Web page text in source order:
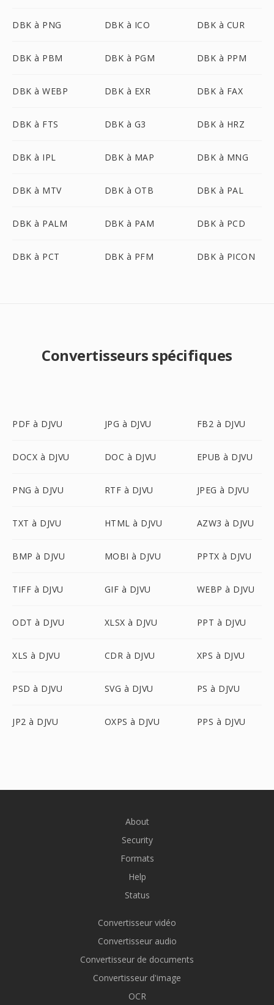
DBK à PNG DBK à ICO DBK à CUR
DBK à PBM DBK à PGM DBK à PPM
DBK à WEBP DBK à EXR DBK à FAX
DBK à FTS DBK à G3 DBK à HRZ
DBK à IPL DBK à MAP DBK à MNG
DBK à MTV DBK à OTB DBK à PAL
DBK à PALM DBK à PAM DBK à PCD
DBK à PCT DBK à PFM DBK à PICON
Convertisseurs spécifiques
PDF à DJVU JPG à DJVU FB2 à DJVU
DOCX à DJVU DOC à DJVU EPUB à DJVU
PNG à DJVU RTF à DJVU JPEG à DJVU
TXT à DJVU HTML à DJVU AZW3 à DJVU
BMP à DJVU MOBI à DJVU PPTX à DJVU
TIFF à DJVU GIF à DJVU WEBP à DJVU
ODT à DJVU XLSX à DJVU PPT à DJVU
XLS à DJVU CDR à DJVU XPS à DJVU
PSD à DJVU SVG à DJVU PS à DJVU
JP2 à DJVU OXPS à DJVU PPS à DJVU
About
Security
Formats
Help
Status
Convertisseur vidéo
Convertisseur audio
Convertisseur de documents
Convertisseur d'image
OCR